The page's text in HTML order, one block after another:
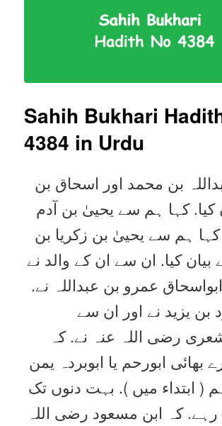
Sahih Bukhari
4384 in Urdu
بن محمد اور اسحاق بن
کیا. کہا ہم سے یحییٰ بن آدم
کہا ہم سے یحییٰ بن زکریا بن
بیان کیا. ان سے ان کے والد نے
عمرو بن عبداللہ نے.
بن یزید نے اور ان سے
رضی اللہ عنہ نے. کہ
بھائی ابورحم یا ابوبردہ یمن
( ابتداء میں ). بہت دنوں تک
کہ ابن مسعود رضی اللہ